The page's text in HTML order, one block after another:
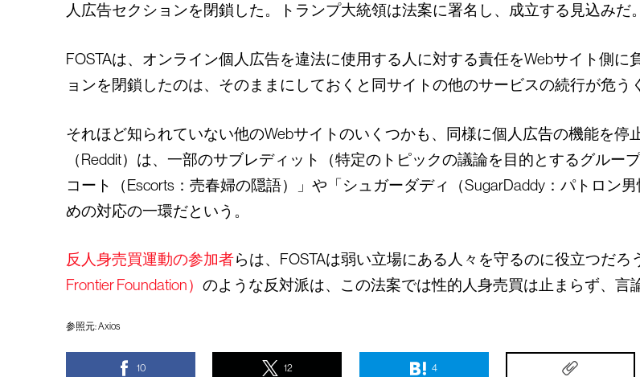
人広告セクションを閉鎖した。トランプ大統領は法案に署名し、成立する見込みだ。
FOSTAは、オンライン個人広告を違法に使用する人に対する責任をWebサイト側に
ョンを閉鎖したのは、そのままにしておくと同サイトの他のサービスの続行が危う
それほど知られていない他のWebサイトのいくつかも、同様に個人広告の機能を
（Reddit）は、一部のサブレディット（特定のトピックの議論を目的とするグル
コート（Escorts：売春婦の隠語）」や「シュガーダディ（SugarDaddy：パトロン
めの対応の一環だという。
反人身売買運動の参加者らは、FOSTAは弱い立場にある人々を守るのに役立つだろ
Frontier Foundation） のような反対派は、この法案では性的人身売買は止まらず、言
参照元:Axios
10 12 4